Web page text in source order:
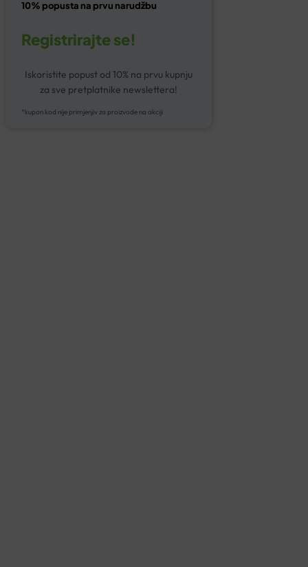
10% popusta na prvu narudžbu
Registrirajte se!
Iskoristite popust od 10% na prvu kupnju
za sve pretplatnike newslettera!
*kupon kod nije primjenjiv za proizvode na akciji